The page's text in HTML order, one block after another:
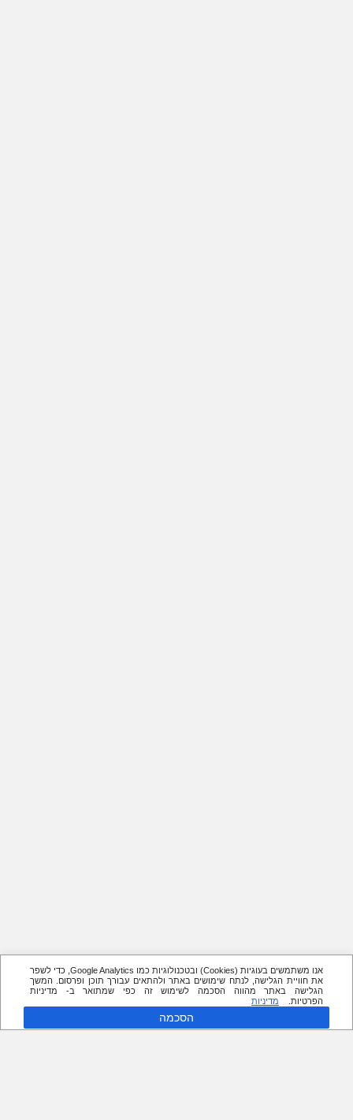
אנו משתמשים בעוגיות (Cookies) ובטכנולוגיות כמו Google Analytics, כדי לשפר
את חוויית הגלישה, לנתח שימושים באתר ולהתאים עבורך תוכן ופרסום. המשך
הגלישה באתר מהווה הסכמה לשימוש זה כפי שמתואר ב- מדיניות
הפרטיות.
מדיניות
הסכמה